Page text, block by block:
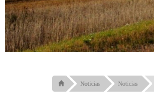
Noticias Noticias